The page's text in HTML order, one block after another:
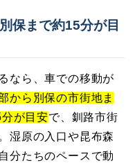
保まで約15分が目
なら、車での移動が
から別保の市街地ま
が目安で、釧路市街
湿原の入口や昆布森
分たちのペースで動